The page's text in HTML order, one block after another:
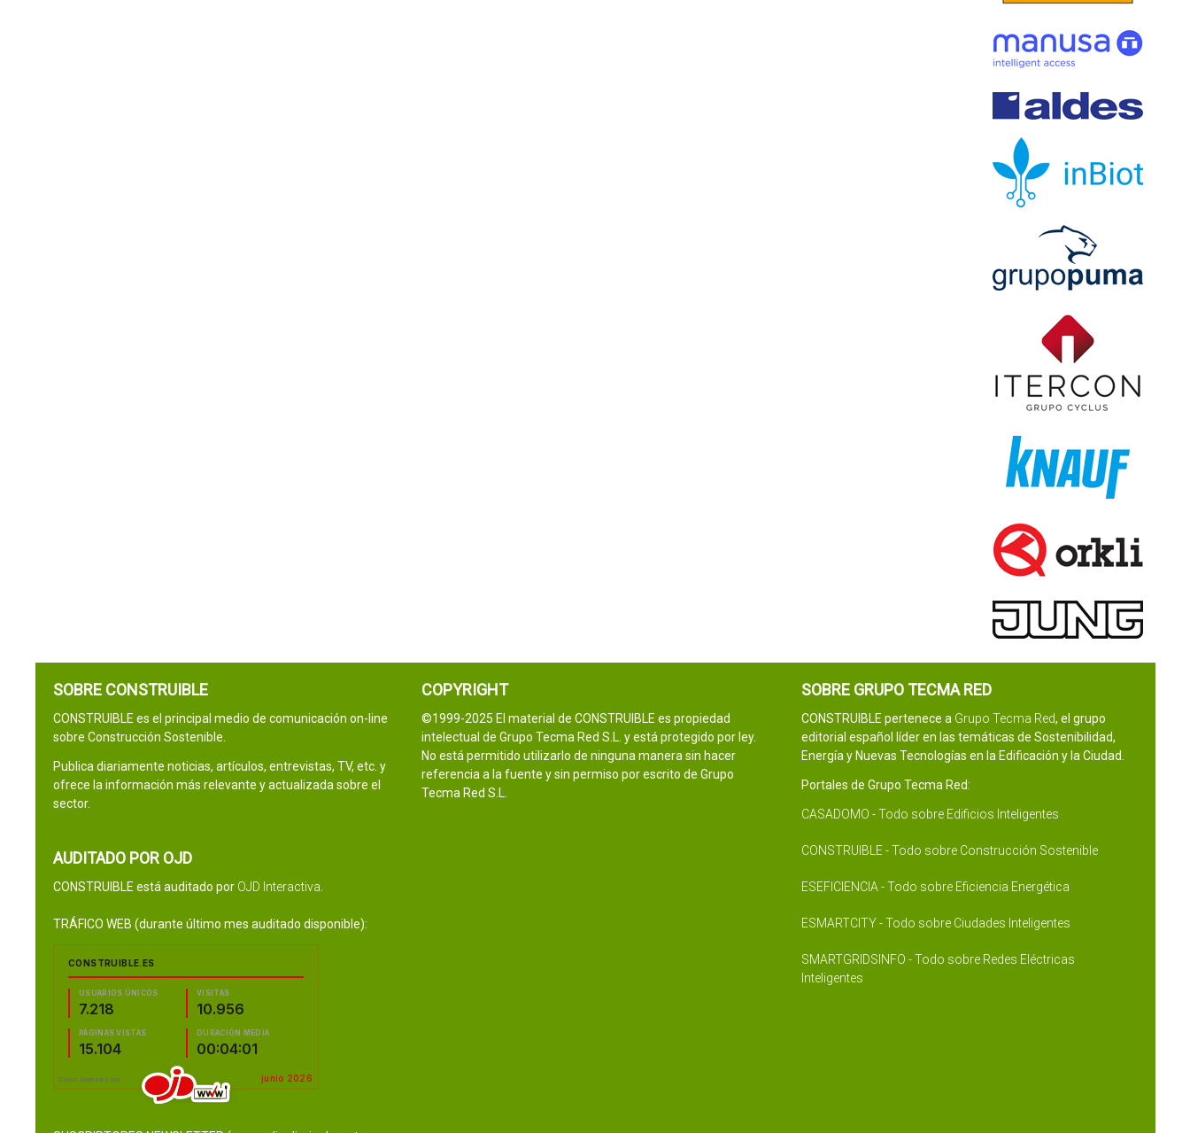
SOBRE CONSTRUIBLE
CONSTRUIBLE es el principal medio de comunicación on-line
sobre Construcción Sostenible.
Publica diariamente noticias, artículos, entrevistas, TV, etc. y
ofrece la información más relevante y actualizada sobre el
sector.
AUDITADO POR OJD
CONSTRUIBLE está auditado por OJD Interactiva
TRÁFICO WEB (durante último mes auditado disponible):
COPYRIGHT
©1999-2025 El material de CONSTRUIBLE es propiedad
intelectual de Grupo Tecma Red S.L. y está protegido por ley.
No está permitido utilizarlo de ninguna manera sin hacer
referencia a la fuente y sin permiso por escrito de Grupo
Tecma Red S.L.
SOBRE GRUPO TECMA RED
CONSTRUIBLE pertenece a Grupo Tecma Red, el grupo
editorial español líder en las temáticas de Sostenibilidad,
Energía y Nuevas Tecnologías en la Edificación y la Ciudad.
Portales de Grupo Tecma Red:
CASADOMO - Todo sobre Edificios Inteligentes
CONSTRUIBLE - Todo sobre Construcción Sostenible
ESEFICIENCIA - Todo sobre Eficiencia Energética
ESMARTCITY - Todo sobre Ciudades Inteligentes
SMARTGRIDSINFO - Todo sobre Redes Eléctricas
Inteligentes